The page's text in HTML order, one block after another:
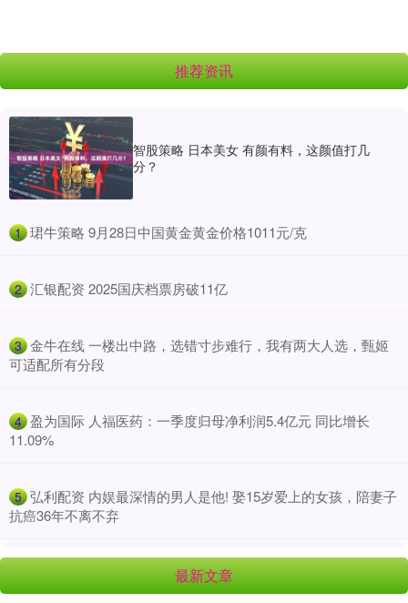
推荐资讯
智股策略 日本美女 有颜有料，这颜值打几
分？
1 ​珺牛策略 9月28日中国黄金黄金价格1011元/克
2 ​汇银配资 2025国庆档票房破11亿
3 ​金牛在线 一楼出中路，选错寸步难行，我有两大人选，甄姬
可适配所有分段
4 ​盈为国际 人福医药：一季度归母净利润5.4亿元 同比增长
11.09%
5 ​弘利配资 内娱最深情的男人是他! 娶15岁爱上的女孩，陪妻子
抗癌36年不离不弃
最新文章